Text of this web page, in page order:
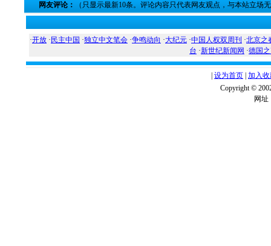
网友评论： （只显示最新10条。评论内容只代表网友观点，与本站立场
·开放 · 民主中国 ·独立中文笔会 ·争鸣动向 ·大纪元 ·中国人权双周刊 ·北京之
台 ·新世纪新闻网 ·德国
设为首页 加入
Copyright ©
网址